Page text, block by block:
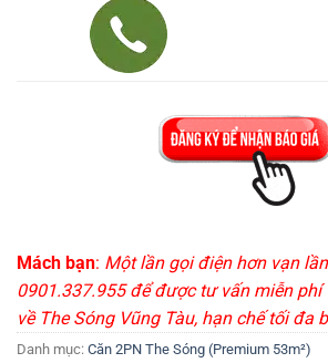
Mách bạn: Một lần gọi điện hơn vạn
0901.337.955 để được tư vấn miễn
về The Sóng Vũng Tàu, hạn chế tối đa
Danh mục: Căn 2PN The Sóng (Premium 53m²)